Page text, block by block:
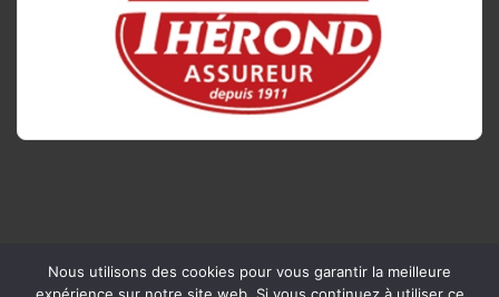
Nous utilisons des cookies pour vous garantir la meilleure